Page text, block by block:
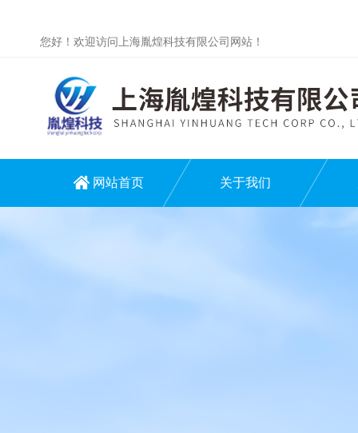
您好！欢迎访问上海胤煌科技有限公司网站！
网站首页 关于我们